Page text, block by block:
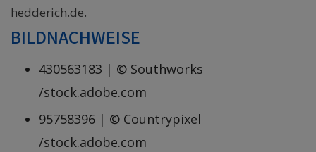
hedderich.de.
BILDNACHWEISE
430563183 | © Southworks
/stock.adobe.com
95758396 | © Countrypixel
/stock.adobe.com